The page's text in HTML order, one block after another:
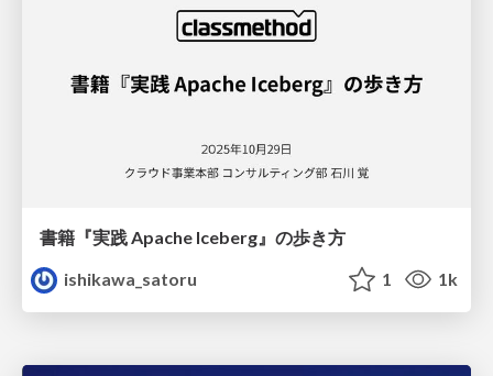
書籍『実践 Apache Iceberg』の歩き方
ishikawa_satoru
1 1k